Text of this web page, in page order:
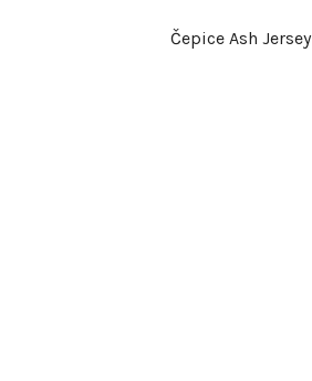
Čepice Ash Jersey